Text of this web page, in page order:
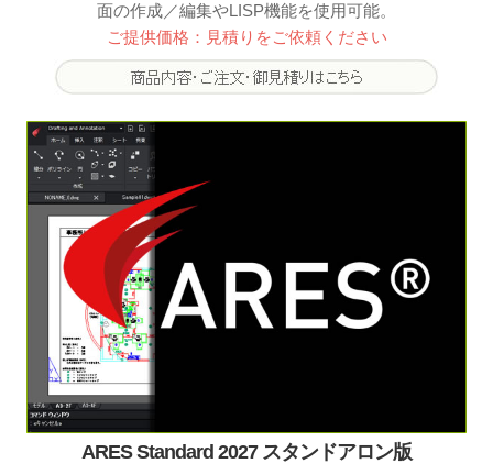
面の作成／編集やLISP機能を使用可能。
ご提供価格：見積りをご依頼ください
ARES Standard 2027 スタンドアロン版